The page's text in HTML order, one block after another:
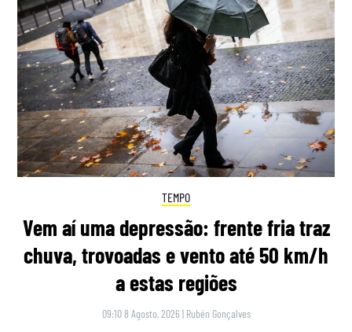
TEMPO
Vem aí uma depressão: frente fria traz
chuva, trovoadas e vento até 50 km/h
a estas regiões
09:10 8 Agosto, 2026 | Rubén Gonçalves